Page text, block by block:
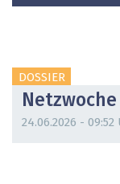
DOSSIER
Netzwoche
24.06.2026 - 09:52